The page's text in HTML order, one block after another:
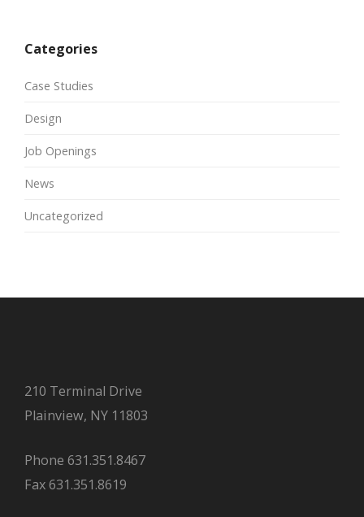
Categories
Case Studies
Design
Job Openings
News
Uncategorized
210 Terminal Drive
Plainview, NY 11803
Phone 631.351.8467
Fax 631.351.8619